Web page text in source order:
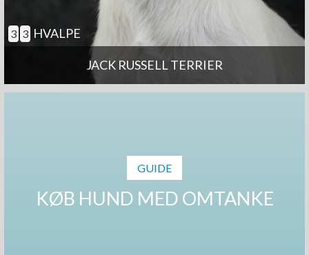
JACK RUSSELL TERRIER
3 3 HVALPE
GUIDE
KØB HUND MED OMTANKE